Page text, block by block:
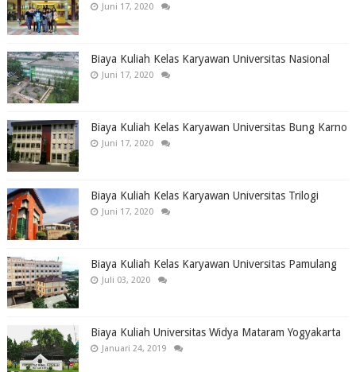
Juni 17, 2020
Biaya Kuliah Kelas Karyawan Universitas Nasional
Juni 17, 2020
Biaya Kuliah Kelas Karyawan Universitas Bung Karno
Juni 17, 2020
Biaya Kuliah Kelas Karyawan Universitas Trilogi
Juni 17, 2020
Biaya Kuliah Kelas Karyawan Universitas Pamulang
Juli 03, 2020
Biaya Kuliah Universitas Widya Mataram Yogyakarta
Januari 24, 2019